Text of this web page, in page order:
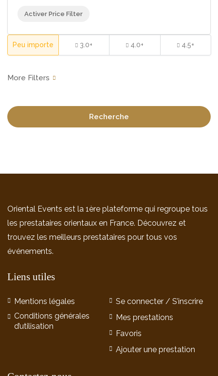
Activer Price Filter
Peu importe 3.0+ 4.0+ 4.5+
Recherche
Oriental Events est la 1ère plateforme qui regroupe tous
les prestataires orientaux en France. Découvrez et
trouvez les meilleurs prestataires pour tous vos
événements.
Liens utiles
Mentions légales
Conditions générales
d’utilisation
Se connecter / S’inscrire
Mes prestations
Favoris
Ajouter une prestation